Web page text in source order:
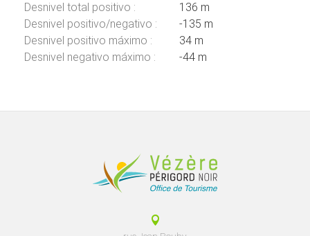
Desnivel total positivo :
136 m
Desnivel positivo/negativo :
-135 m
Desnivel positivo máximo :
34 m
Desnivel negativo máximo :
-44 m